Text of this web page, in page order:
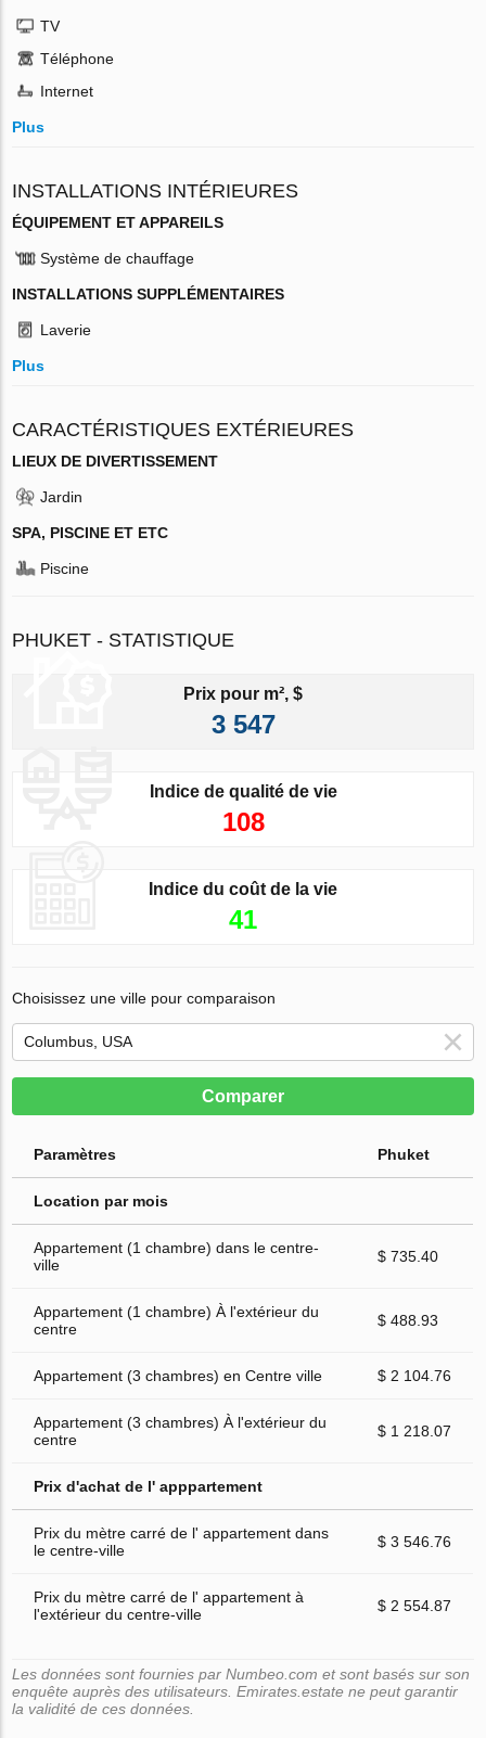
TV
Téléphone
Internet
Plus
INSTALLATIONS INTÉRIEURES
ÉQUIPEMENT ET APPAREILS
Système de chauffage
INSTALLATIONS SUPPLÉMENTAIRES
Laverie
Plus
CARACTÉRISTIQUES EXTÉRIEURES
LIEUX DE DIVERTISSEMENT
Jardin
SPA, PISCINE ET ETC
Piscine
PHUKET - STATISTIQUE
Prix pour m², $
3 547
Indice de qualité de vie
108
Indice du coût de la vie
41
Choisissez une ville pour comparaison
Comparer
Paramètres Phuket
Location par mois
Appartement (1 chambre) dans le centre-
ville
$ 735.40
Appartement (1 chambre) À l'extérieur du
centre
$ 488.93
Appartement (3 chambres) en Centre ville $ 2 104.76
Appartement (3 chambres) À l'extérieur du
centre
$ 1 218.07
Prix d'achat de l' apppartement
Prix du mètre carré de l' appartement dans
le centre-ville
$ 3 546.76
Prix du mètre carré de l' appartement à
l'extérieur du centre-ville
$ 2 554.87
Les données sont fournies par Numbeo.com et sont basés sur son
enquête auprès des utilisateurs. Emirates.estate ne peut garantir
la validité de ces données.